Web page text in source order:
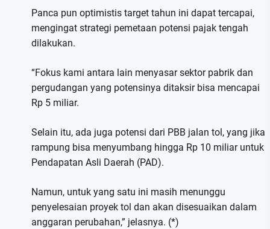
Panca pun optimistis target tahun ini dapat tercapai,
mengingat strategi pemetaan potensi pajak tengah
dilakukan.
“Fokus kami antara lain menyasar sektor pabrik dan
pergudangan yang potensinya ditaksir bisa mencapai
Rp 5 miliar.
Selain itu, ada juga potensi dari PBB jalan tol, yang jika
rampung bisa menyumbang hingga Rp 10 miliar untuk
Pendapatan Asli Daerah (PAD).
Namun, untuk yang satu ini masih menunggu
penyelesaian proyek tol dan akan disesuaikan dalam
anggaran perubahan,” jelasnya. (*)